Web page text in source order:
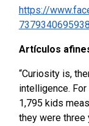
https://
Artículos
“Curiosity is,
intelligence.
1,795 kids
they were three